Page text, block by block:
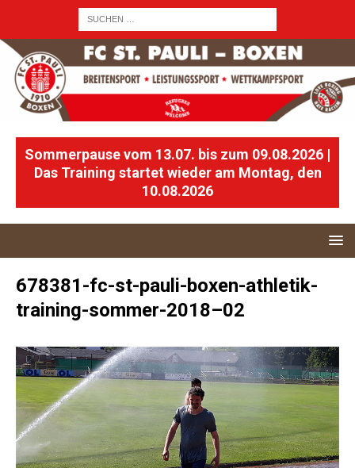
Sommerpause vom 13.07. bis zum 09.08.2026 |
Das Training startet wieder am Montag, den
10.08.2026
678381-fc-st-pauli-boxen-athletik-
training-sommer-2018–02